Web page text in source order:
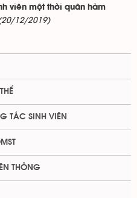
viên một thời quân hàm
12/2019)
TÁC SINH VIÊN
THÔNG